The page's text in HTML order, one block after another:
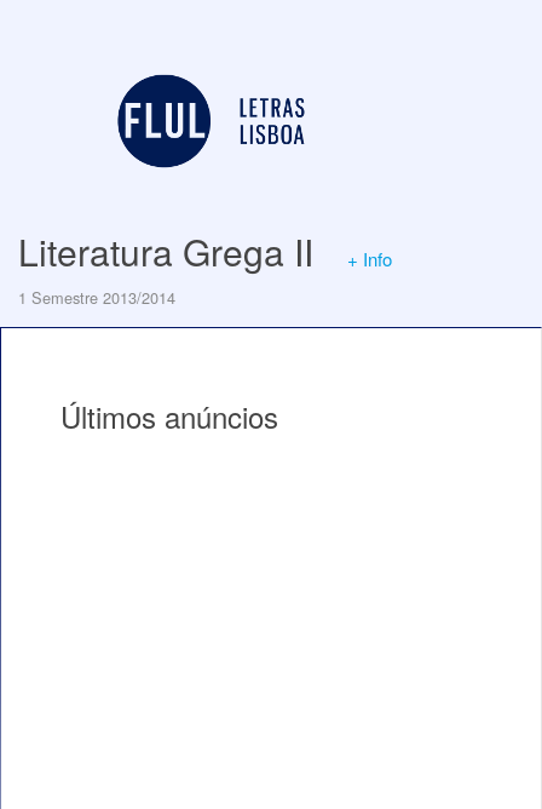
Literatura Grega II + Info
1 Semestre 2013/2014
Últimos anúncios